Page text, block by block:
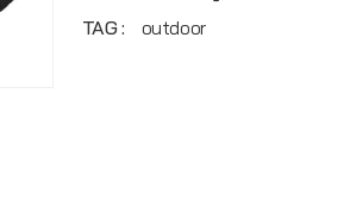
TAG :
outdoor